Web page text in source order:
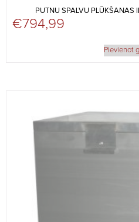
PUTNU SPALVU PLŪKŠANAS
€794,99
Pievienot